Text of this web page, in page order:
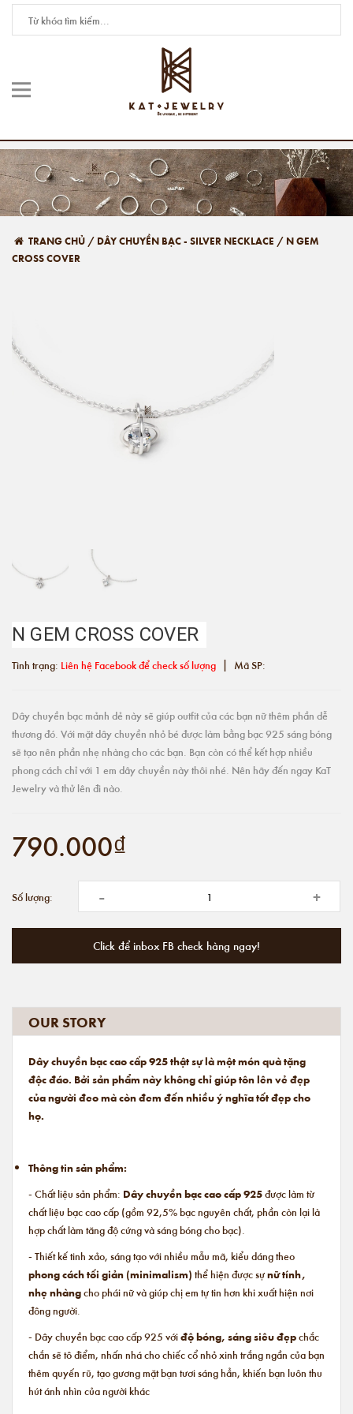
TRANG CHỦ / DÂY CHUYỀN BẠC - SILVER NECKLACE / N GEM
CROSS COVER
N GEM CROSS COVER
Tình trạng: Liên hệ Facebook để check số lượng | Mã SP:
Dây chuyền bạc mảnh dẻ này sẽ giúp outfit của các bạn nữ thêm phần dễ
thương đó. Với mặt dây chuyền nhỏ bé được làm bằng bạc 925 sáng bóng
sẽ tạo nên phần nhẹ nhàng cho các bạn. Bạn còn có thể kết hợp nhiều
phong cách chỉ với 1 em dây chuyền này thôi nhé. Nên hãy đến ngay KaT
Jewelry và thử lên đi nào.
790.000₫
Số lượng: - +
Click để inbox FB check hàng ngay!
OUR STORY
Dây chuyền bạc cao cấp 925 thật sự là một món quà tặng
độc đáo. Bởi sản phẩm này không chỉ giúp tôn lên vẻ đẹp
của người đeo mà còn đem đến nhiều ý nghĩa tốt đẹp cho
họ.
Thông tin sản phẩm:
- Chất liệu sản phẩm: Dây chuyền bạc cao cấp 925được làm từ
chất liệu bạc cao cấp (gồm 92,5% bạc nguyên chất, phần còn lại là
hợp chất làm tăng độ cứng và sáng bóng cho bạc).
- Thiết kế tinh xảo, sáng tạo với nhiều mẫu mã, kiểu dáng theo
phong cách tối giản (minimalism) thể hiện được sựnữ tính,
nhẹ nhàngcho phái nữ và giúp chị em tự tin hơn khi xuất hiện nơi
đông người.
- Dây chuyền bạc cao cấp 925 vớiđộ bóng, sáng siêu đẹpchắc
chắn sẽ tô điểm, nhấn nhá cho chiếc cổ nhỏ xinh trắng ngần của bạn
thêm quyến rũ, tạo gương mặt bạn tươi sáng hẳn, khiến bạn luôn thu
hút ánh nhìn của người khác